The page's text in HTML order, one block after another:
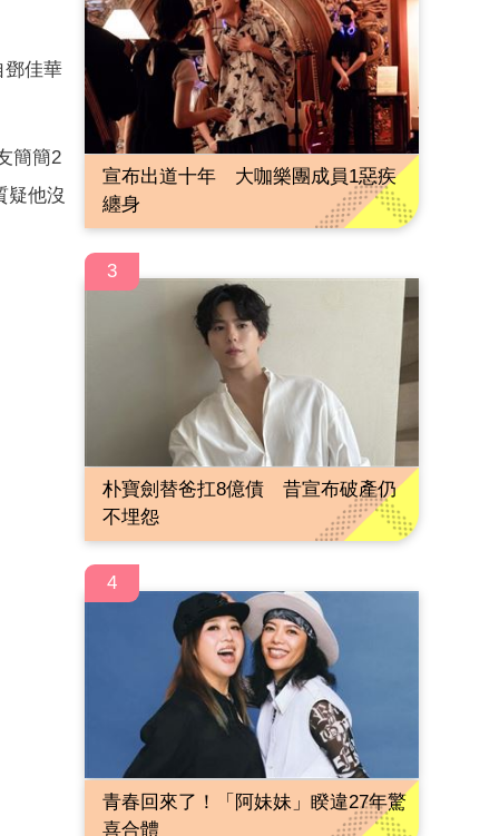
鄧佳華
簡簡2
疑他沒
宣布出道十年 大咖樂團成員1惡疾
纏身
3
朴寶劍替爸扛8億債 昔宣布破產仍
不埋怨
4
青春回來了！「阿妹妹」睽違27年驚
喜合體